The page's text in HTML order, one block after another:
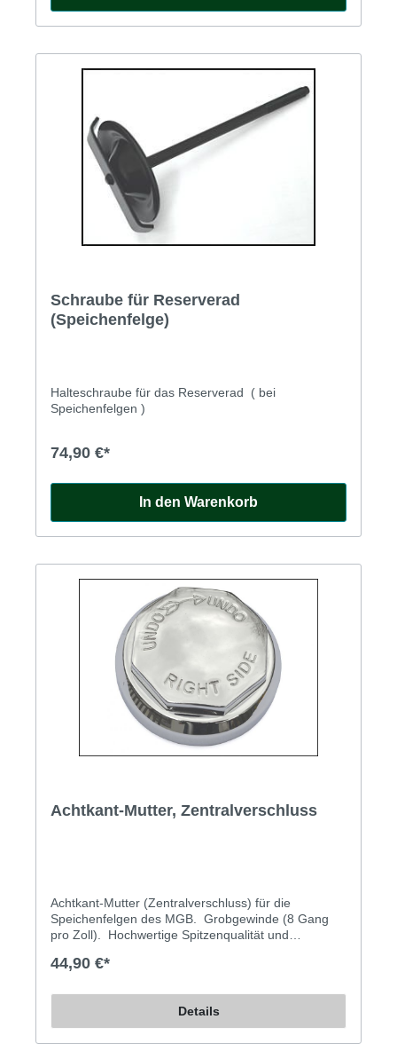
Schraube für Reserverad
(Speichenfelge)
Halteschraube für das Reserverad ( bei
Speichenfelgen )
74,90 €*
In den Warenkorb
Achtkant-Mutter, Zentralverschluss
Achtkant-Mutter (Zentralverschluss) für die
Speichenfelgen des MGB. Grobgewinde (8 Gang
pro Zoll). Hochwertige Spitzenqualität und
Zentralverschlussmuttern aus britischer Fertigung.
meisten Fahrzeuge ab Werk ausgestattet waren, als
auch diese für den deutschen Markt
vorgeschriebenen Achtkantmuttern.
44,90 €*
Details